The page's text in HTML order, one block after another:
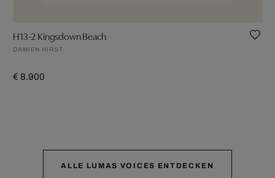
H13-2 Kingsdown Beach
DAMIEN HIRST
€ 8.900
ALLE LUMAS VOICES ENTDECKEN